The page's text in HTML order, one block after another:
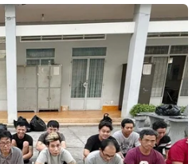
Nguyễn Liêm - Chủ tịch
Dương nhận định Mỹ
khẩu chủ lực của ngành
trường Mỹ gia tăng góp
đạt được kết quả tích
năm 2024, bởi kim
chiếm 53,5% tổng kim